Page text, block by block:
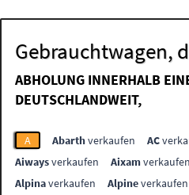
Gebrauchtwagen,
ABHOLUNG INNERHALB
DEUTSCHLANDWEIT,
A Abarthverkaufen AC
Aiwaysverkaufen Aixamverkaufen
Alpinaverkaufen Alpineverkaufen